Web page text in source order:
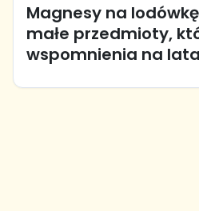
Magnesy na
małe przedmioty,
wspomnienia na lata